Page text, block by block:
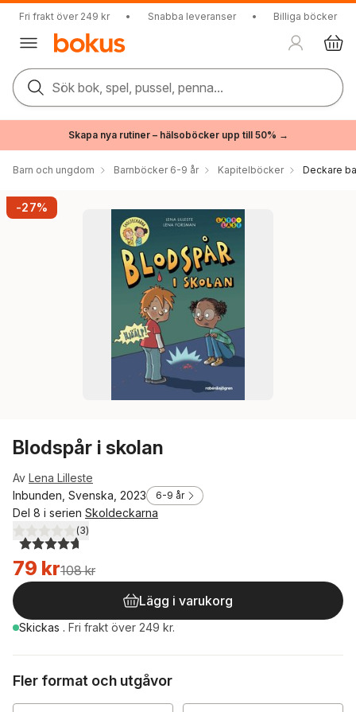
Fri frakt över 249 kr • Snabba leveranser • Billiga böcker
Sök bok, spel, pussel, penna...
Skapa nya rutiner – hälsoböcker upp till 50% →
Barn och ungdom Barnböcker 6-9 år Kapitelböcker Deckare
-27%
Blodspår i skolan
Av Lena Lilleste
Inbunden, Svenska, 2023
6-9 år
Del 8 i serien Skoldeckarna
4,7utav 5 stjärnor. Totalt antal röster:
(3)
79 kr108 kr
Lägg i varukorg
Skickas . Fri frakt över 249 kr.
Fler format och utgåvor